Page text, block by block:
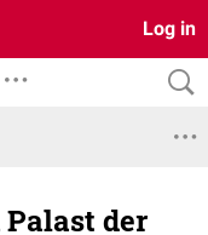
Log in
der